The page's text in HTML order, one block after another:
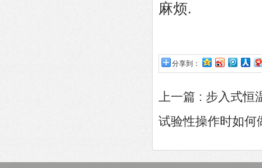
麻烦.
分享到：
上一篇 : 步入式恒
试验性操作时如何